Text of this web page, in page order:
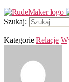
Szukaj:
Kategorie Relacje